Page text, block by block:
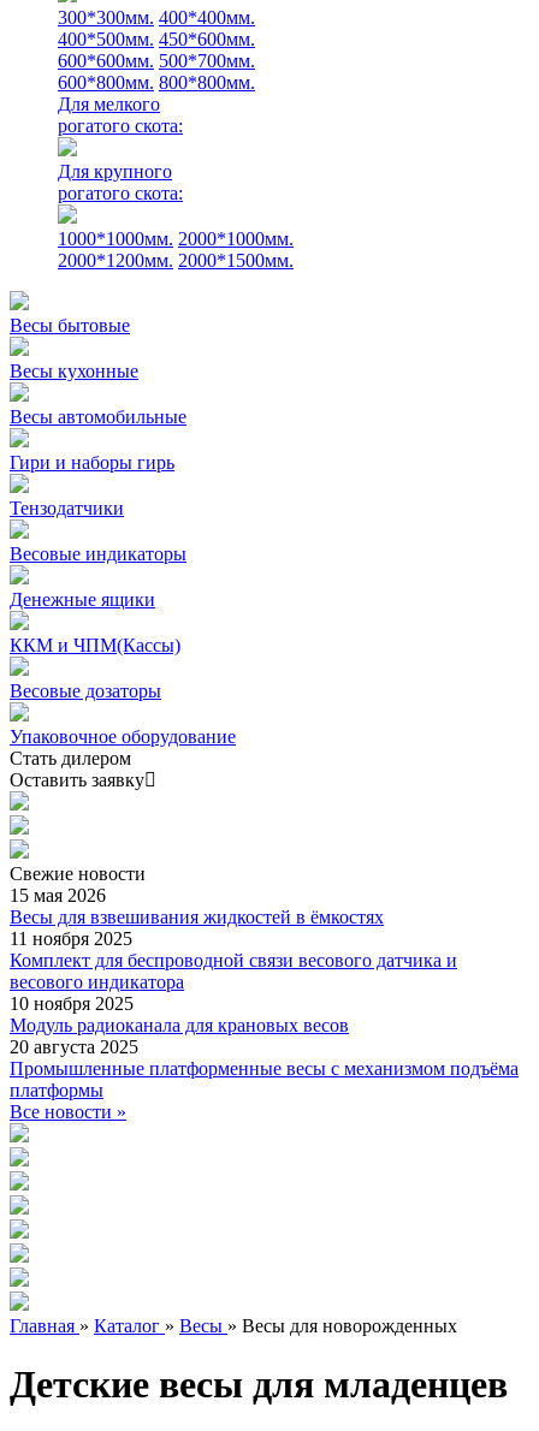
300*300мм. 400*400мм.
400*500мм. 450*600мм.
600*600мм. 500*700мм.
600*800мм. 800*800мм.
Для мелкого
рогатого скота:
Для крупного
рогатого скота:
1000*1000мм. 2000*1000мм.
2000*1200мм. 2000*1500мм.
Весы бытовые
Весы кухонные
Весы автомобильные
Гири и наборы гирь
Тензодатчики
Весовые индикаторы
Денежные ящики
ККМ и ЧПМ(Кассы)
Весовые дозаторы
Упаковочное оборудование
Стать дилером
Оставить заявку
Свежие новости
15 мая 2026
Весы для взвешивания жидкостей в ёмкостях
11 ноября 2025
Комплект для беспроводной связи весового датчика и
весового индикатора
10 ноября 2025
Модуль радиоканала для крановых весов
20 августа 2025
Промышленные платформенные весы с механизмом подъёма
платформы
Все новости »
Главная » Каталог » Весы » Весы для новорожденных
Детские весы для младенцев